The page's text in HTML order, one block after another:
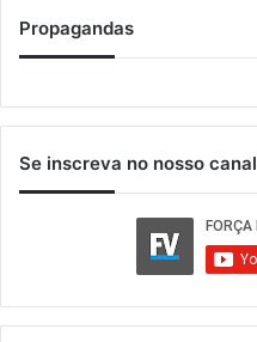
Propagandas
Se inscreva no nosso canal